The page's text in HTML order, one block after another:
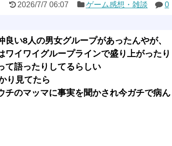
2026/7/7 06:07 ゲーム感想・雑談 0
い8人の男女グループがあったんやが、
イワイグループラインで盛り上がったり
て語ったりしてるらしい
り見てたら
チのマッマに事実を聞かされ今ガチで病ん